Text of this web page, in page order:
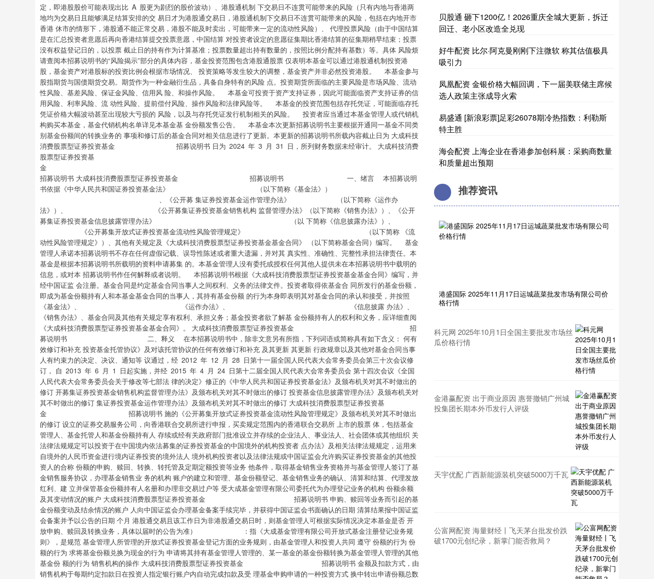
贝股通 砸下1200亿！2026重庆全城大更新，拆迁
回迁、老小区改造全兑现
好牛配资 比尔·阿克曼刚刚下注微软 称其估值极具
吸引力
凤凰配资 金银价格大幅回调，下一届美联储主席候
选人政策主张成导火索
易盛通 [新浪彩票]足彩26078期冷热指数：利勒斯
特主胜
海会配资 上海企业在香港参加创科展：采购商数量
和质量超出预期
推荐资讯
港盛国际 2025年11月17日运城蔬菜批发市场有限公司价
格行情
科元网 2025年10月1日全国主要批发市场丝
瓜价格行情
金港赢配资 出于商业原因 惠誉撤销广州城
投集团长期本外币发行人评级
天宇优配 广西新能源装机突破5000万千瓦
公富网配资 海量财经丨飞天茅台批发价跌
破1700元创纪录，新掌门能否救局？